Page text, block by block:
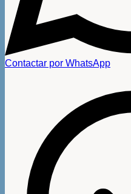
Contactar por WhatsApp